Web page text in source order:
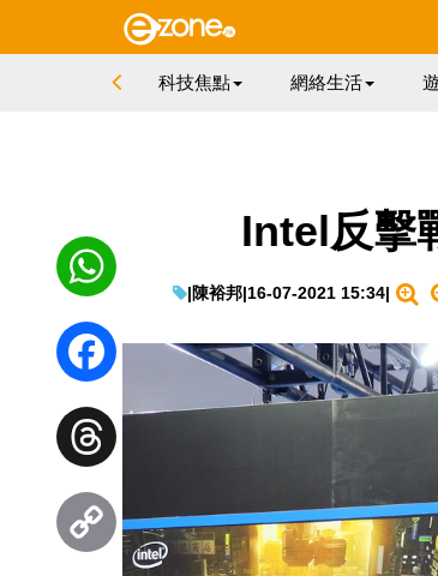
科技焦點 網絡生活
Intel反擊
|陳裕邦|16-07-2021 15:34|
WhatsApp
Facebook
Threads